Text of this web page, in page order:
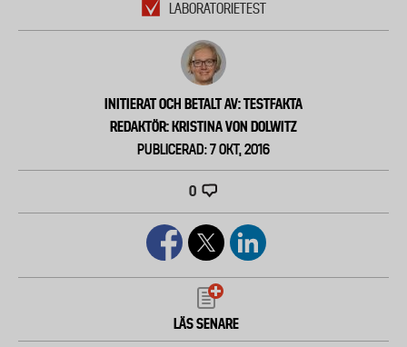
LABORATORIETEST
INITIERAT OCH BETALT AV: TESTFAKTA
REDAKTÖR: KRISTINA VON DOLWITZ
PUBLICERAD: 7 OKT, 2016
0
LÄS SENARE